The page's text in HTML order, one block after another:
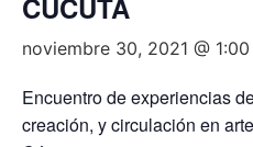
noviembre 30, 2021 @
Encuentro de experiencias
creación, y circulación en